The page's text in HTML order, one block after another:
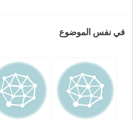
في نفس الموضوع